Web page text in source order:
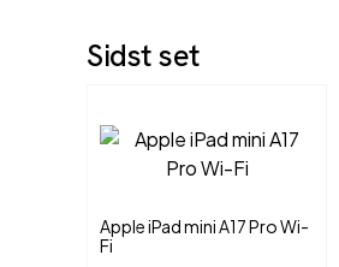
Sidst set
Apple iPad mini A17 Pro Wi-
Fi